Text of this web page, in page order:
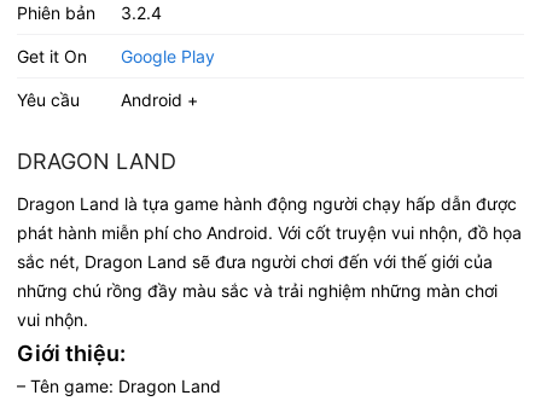
Phiên bản 3.2.4
Get it On Google Play
Yêu cầu Android +
DRAGON LAND
Dragon Land là tựa game hành động người chạy hấp dẫn được
phát hành miễn phí cho Android. Với cốt truyện vui nhộn, đồ họa
sắc nét, Dragon Land sẽ đưa người chơi đến với thế giới của
những chú rồng đầy màu sắc và trải nghiệm những màn chơi
vui nhộn.
Giới thiệu:
– Tên game: Dragon Land